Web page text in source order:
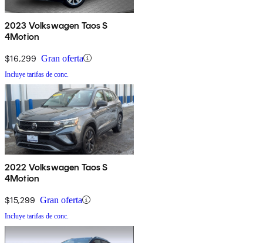
2023 Volkswagen Taos S
4Motion
$16,299 Gran oferta
Incluye tarifas de conc.
2022 Volkswagen Taos S
4Motion
$15,299 Gran oferta
Incluye tarifas de conc.